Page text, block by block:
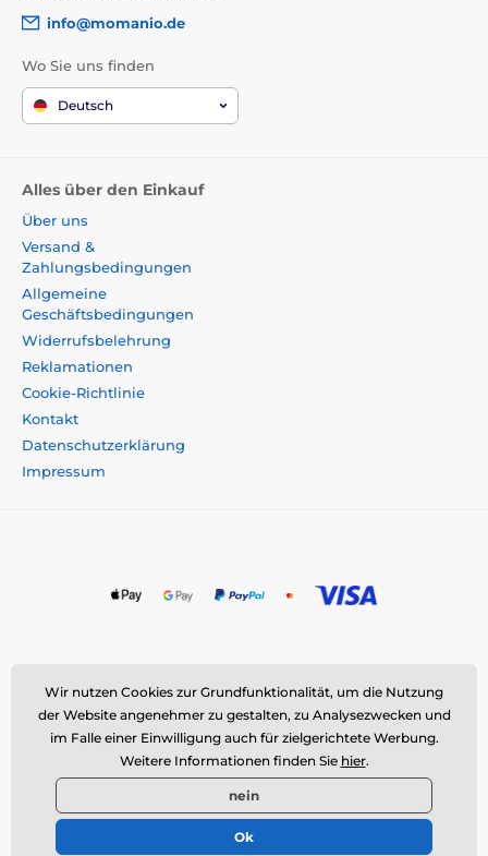
info@momanio.de
Wo Sie uns finden
Deutsch
Alles über den Einkauf
Über uns
Versand &
Zahlungsbedingungen
Allgemeine
Geschäftsbedingungen
Widerrufsbelehrung
Reklamationen
Cookie-Richtlinie
Kontakt
Datenschutzerklärung
Impressum
Momanio s.r.o., Okružní 361/14, 747 18 Píšť, Tschechische
Republik
E-Mail:info@momanio.de| Tel: +420 591 142 359
ID: 09604707 | VAT: CZ09604707
Okružní 361/14, 747 18 Píšť, ID: 09604707, VAT:
CZ09604707, Tschechische Republik ⦁ E-Shop erstellt von
SIMPLIA.cz
Wir nutzen Cookies zur Grundfunktionalität, um die Nutzung
der Website angenehmer zu gestalten, zu Analysezwecken und
im Falle einer Einwilligung auch für zielgerichtete Werbung.
Weitere Informationen finden Sie hier.
nein
Ok